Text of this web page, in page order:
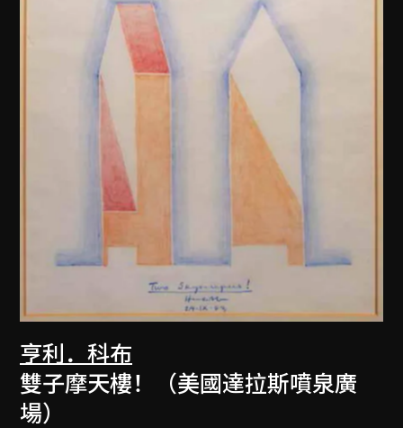
亨利．科布
雙子摩天樓！（美國達拉斯噴泉廣
場）